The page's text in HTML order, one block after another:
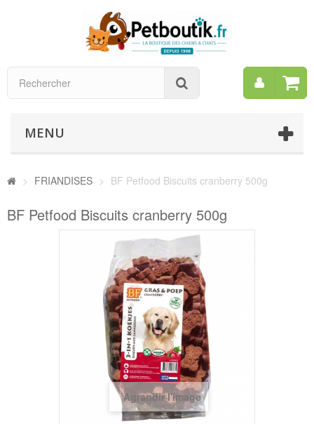
Mon
MENU
> FRIANDISES > BF Petfood Biscuits cranberry 500g
BF Petfood Biscuits cranberry 500g
Agrandir l'image